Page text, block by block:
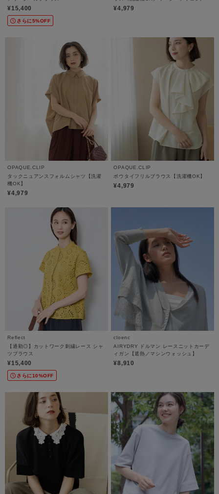
¥15,400
さらに5%OFF
¥4,979
OPAQUE.CLIP
タックニュアンスフォルムシャツ【洗濯
機OK】
¥4,979
OPAQUE.CLIP
ボウタイフリルブラウス【洗濯機OK】
¥4,979
Reflect
【通勤◎】カットワーク刺繍レース シャ
ツブラウス
¥15,400
さらに10%OFF
cloenc
AIRYDRY ドルマン レースニットカーデ
ィガン【遮熱／マシンウォッシュ】
¥8,910